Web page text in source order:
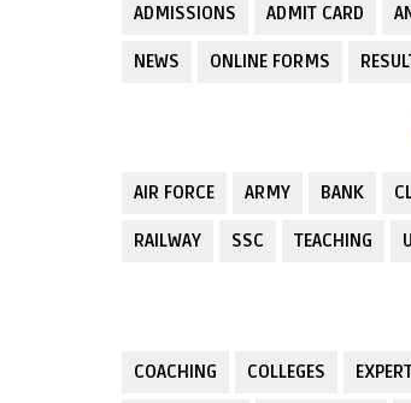
ADMISSIONS ADMIT CARD
NEWS ONLINE FORMS
AIR FORCE ARMY BANK
RAILWAY SSC TEACHING
COACHING COLLEGES